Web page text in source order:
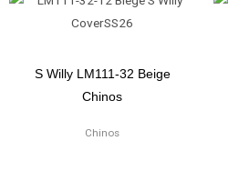
S Willy LM111-32 Beige
Chinos
Chinos